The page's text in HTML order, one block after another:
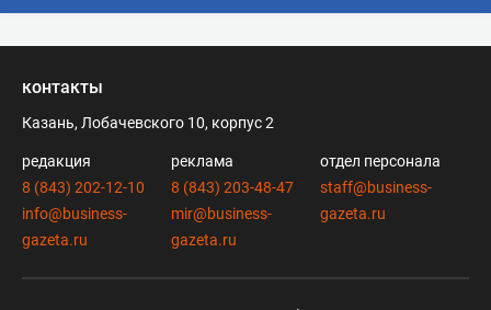
контакты
Казань, Лобачевского 10, корпус 2
редакция
8 (843) 202-12-10
info@business-
gazeta.ru
реклама
8 (843) 203-48-47
mir@business-
gazeta.ru
отдел персонала
staff@business-
gazeta.ru